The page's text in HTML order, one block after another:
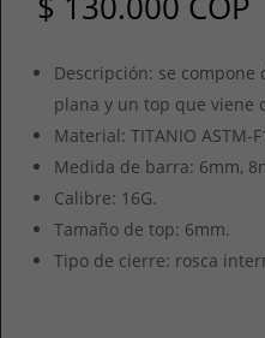
Descripción: se
plana y un top que viene
Material: TITANIO ASTM-
Medida de barra: 6mm,
Calibre: 16G.
Tamaño de top: 6mm.
Tipo de cierre: rosca